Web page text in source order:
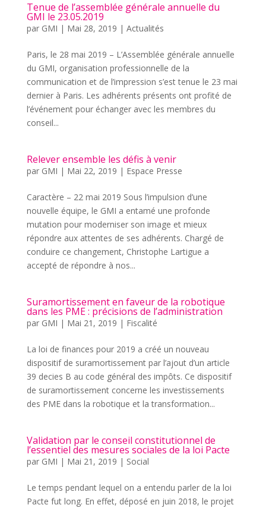
Tenue de l’assemblée générale annuelle du
GMI le 23.05.2019
par GMI | Mai 28, 2019 | Actualités
Paris, le 28 mai 2019 – L’Assemblée générale annuelle
du GMI, organisation professionnelle de la
communication et de l’impression s’est tenue le 23 mai
dernier à Paris. Les adhérents présents ont profité de
l’événement pour échanger avec les membres du
conseil...
Relever ensemble les défis à venir
par GMI | Mai 22, 2019 | Espace Presse
Caractère – 22 mai 2019 Sous l’impulsion d’une
nouvelle équipe, le GMI a entamé une profonde
mutation pour moderniser son image et mieux
répondre aux attentes de ses adhérents. Chargé de
conduire ce changement, Christophe Lartigue a
accepté de répondre à nos...
Suramortissement en faveur de la robotique
dans les PME : précisions de l’administration
par GMI | Mai 21, 2019 | Fiscalité
La loi de finances pour 2019 a créé un nouveau
dispositif de suramortissement par l’ajout d’un article
39 decies B au code général des impôts. Ce dispositif
de suramortissement concerne les investissements
des PME dans la robotique et la transformation...
Validation par le conseil constitutionnel de
l’essentiel des mesures sociales de la loi Pacte
par GMI | Mai 21, 2019 | Social
Le temps pendant lequel on a entendu parler de la loi
Pacte fut long. En effet, déposé en juin 2018, le projet